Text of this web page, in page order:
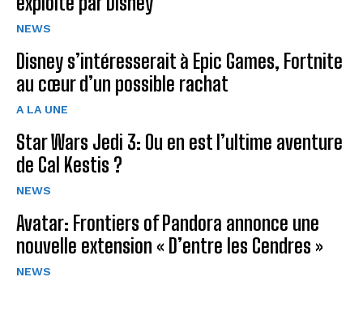
NEWS
Disney s’intéresserait à Epic Games, Fortnite
au cœur d’un possible rachat
A LA UNE
Star Wars Jedi 3: Ou en est l’ultime aventure
de Cal Kestis ?
NEWS
Avatar: Frontiers of Pandora annonce une
nouvelle extension « D’entre les Cendres »
NEWS